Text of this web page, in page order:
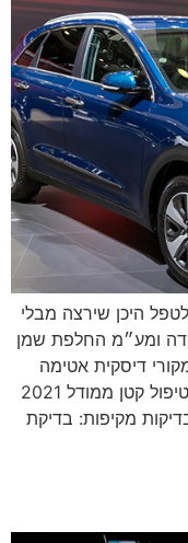
היכן שירצה מבלי
₪ 650 כולל עבודה ומע״מ החלפת שמן
דיסקית אטימה
לאגן שמן מנוע (במידה וקיים) *המחיר לטיפול קטן ממודל 2021
בדיקות מקיפות: בדיקת